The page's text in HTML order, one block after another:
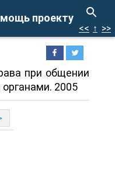
проекту
<< ↑ >>
при общении
2005